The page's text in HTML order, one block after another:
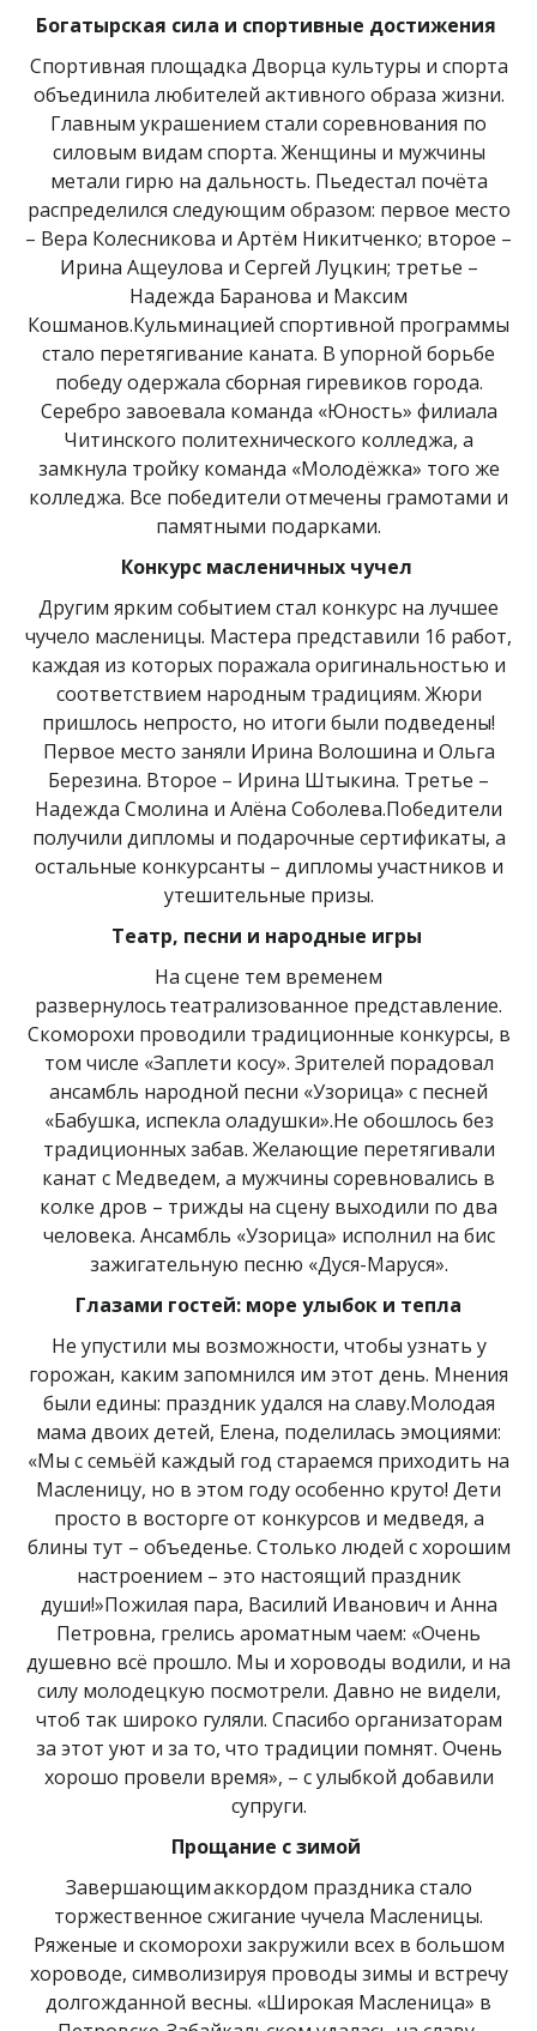
Богатырская сила и спортивные достижения
Спортивная площадка Дворца культуры и спорта
объединила любителей активного образа жизни.
Главным украшением стали соревнования по
силовым видам спорта. Женщины и мужчины
метали гирю на дальность. Пьедестал почёта
распределился следующим образом: первое место
– Вера Колесникова и Артём Никитченко; второе –
Ирина Ащеулова и Сергей Луцкин; третье –
Надежда Баранова и Максим
Кошманов.Кульминацией спортивной программы
стало перетягивание каната. В упорной борьбе
победу одержала сборная гиревиков города.
Серебро завоевала команда «Юность» филиала
Читинского политехнического колледжа, а
замкнула тройку команда «Молодёжка» того же
колледжа. Все победители отмечены грамотами и
памятными подарками.
Конкурс масленичных чучел
Другим ярким событием стал конкурс на лучшее
чучело масленицы. Мастера представили 16 работ,
каждая из которых поражала оригинальностью и
соответствием народным традициям. Жюри
пришлось непросто, но итоги были подведены!
Первое место заняли Ирина Волошина и Ольга
Березина. Второе – Ирина Штыкина. Третье –
Надежда Смолина и Алёна Соболева.Победители
получили дипломы и подарочные сертификаты, а
остальные конкурсанты – дипломы участников и
утешительные призы.
Театр, песни и народные игры
На сцене тем временем
развернулось театрализованное представление.
Скоморохи проводили традиционные конкурсы, в
том числе «Заплети косу». Зрителей порадовал
ансамбль народной песни «Узорица» с песней
«Бабушка, испекла оладушки».Не обошлось без
традиционных забав. Желающие перетягивали
канат с Медведем, а мужчины соревновались в
колке дров – трижды на сцену выходили по два
человека. Ансамбль «Узорица» исполнил на бис
зажигательную песню «Дуся-Маруся».
Глазами гостей: море улыбок и тепла
Не упустили мы возможности, чтобы узнать у
горожан, каким запомнился им этот день. Мнения
были едины: праздник удался на славу.Молодая
мама двоих детей, Елена, поделилась эмоциями:
«Мы с семьёй каждый год стараемся приходить на
Масленицу, но в этом году особенно круто! Дети
просто в восторге от конкурсов и медведя, а
блины тут – объеденье. Столько людей с хорошим
настроением – это настоящий праздник
души!»Пожилая пара, Василий Иванович и Анна
Петровна, грелись ароматным чаем: «Очень
душевно всё прошло. Мы и хороводы водили, и на
силу молодецкую посмотрели. Давно не видели,
чтоб так широко гуляли. Спасибо организаторам
за этот уют и за то, что традиции помнят. Очень
хорошо провели время», – с улыбкой добавили
супруги.
Прощание с зимой
Завершающим аккордом праздника стало
торжественное сжигание чучела Масленицы.
Ряженые и скоморохи закружили всех в большом
хороводе, символизируя проводы зимы и встречу
долгожданной весны. «Широкая Масленица» в